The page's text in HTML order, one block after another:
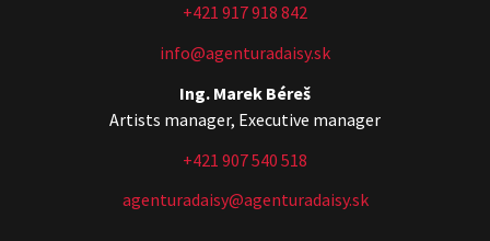
+421 917 918 842
info@agenturadaisy.sk
Ing. Marek Béreš
Artists manager, Executive manager
+421 907 540 518
agenturadaisy@agenturadaisy.sk